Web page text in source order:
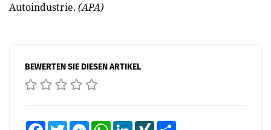
Autoindustrie. (APA)
BEWERTEN SIE DIESEN ARTIKEL
FacebookTwitter MessengerWhatsAppLinkedInXING